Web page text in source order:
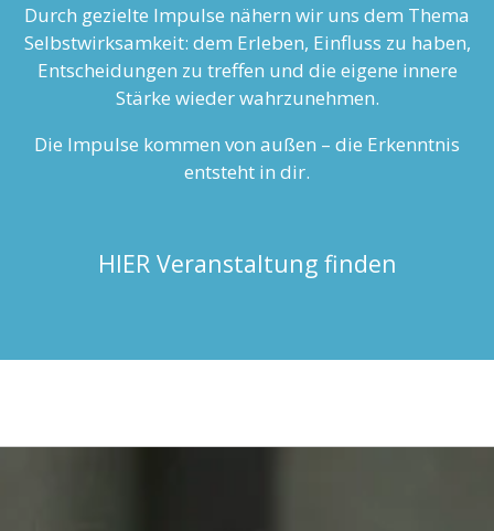
Durch gezielte Impulse nähern wir uns dem Thema
Selbstwirksamkeit: dem Erleben, Einfluss zu haben,
Entscheidungen zu treffen und die eigene innere
Stärke wieder wahrzunehmen.
Die Impulse kommen von außen – die Erkenntnis
entsteht in dir.
HIER Veranstaltung finden